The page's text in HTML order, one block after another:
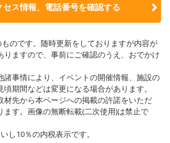
セス情報、電話番号を確認する
のです。随時更新をしておりますが内容が
りますので、事前にご確認のうえ、おでかけ
事情により、イベントの開催情報、施設の
期間などは変更になる場合があります。
先から本ページへの掲載の許諾をいただ
ます。画像の無断転載(二次使用)は禁止で
し10％の内税表示です。